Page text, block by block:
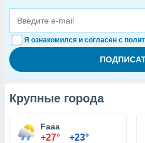
Я ознакомился и согласен с
Крупные города
Faaa
+27° +23°